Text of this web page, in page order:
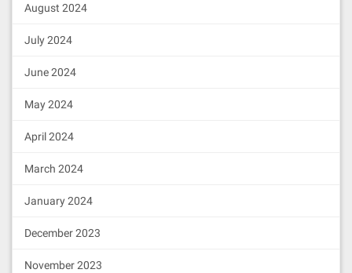
August 2024
July 2024
June 2024
May 2024
April 2024
March 2024
January 2024
December 2023
November 2023